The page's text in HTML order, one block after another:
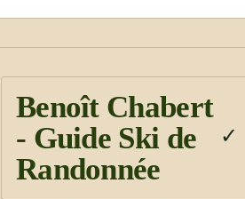
Benoît Chabert
- Guide Ski de
Randonnée
✓